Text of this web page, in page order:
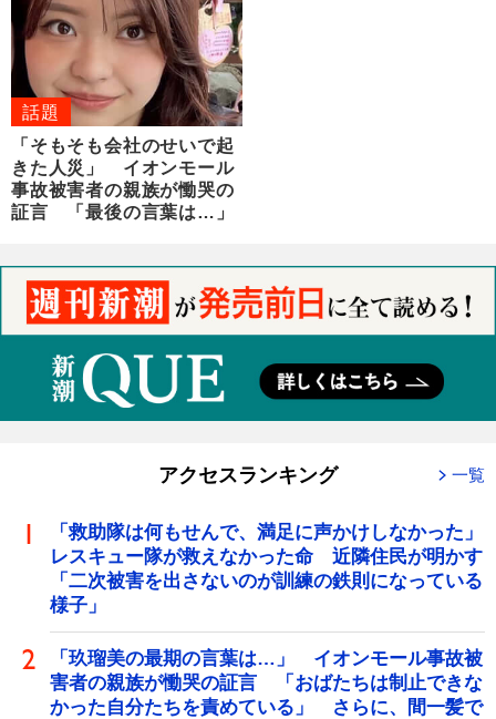
話題
「そもそも会社のせいで起
きた人災」 イオンモール
事故被害者の親族が慟哭の
証言 「最後の言葉は…」
アクセスランキング 一覧
「救助隊は何もせんで、満足に声かけしなかった」
レスキュー隊が救えなかった命 近隣住民が明かす
「二次被害を出さないのが訓練の鉄則になっている
様子」
「玖瑠美の最期の言葉は…」 イオンモール事故被
害者の親族が慟哭の証言 「おばたちは制止できな
かった自分たちを責めている」 さらに、間一髪で